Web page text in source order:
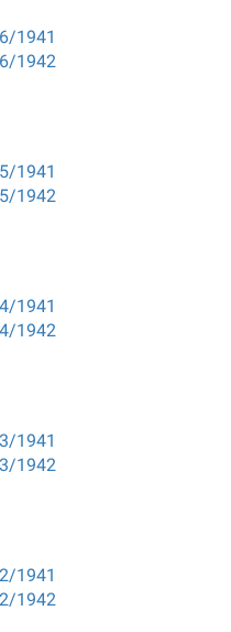
1941
1942
1941
1942
1941
1942
1941
1942
1941
1942